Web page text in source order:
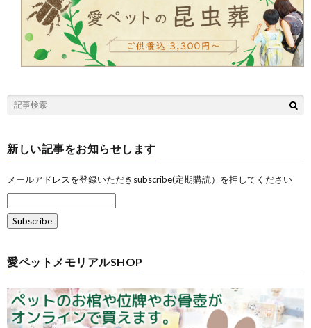
新しい記事をお知らせします
メールアドレスを登録いただきsubscribe(定期購読）を押してください
愛ペットメモリアルSHOP